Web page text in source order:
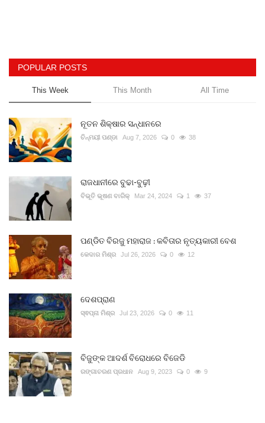
POPULAR POSTS
This Week This Month All Time
ନୂତନ ଶିକ୍ଷାର ସନ୍ଧାନରେ
ଚିନ୍ମୟୀ ପଣ୍ଡା Aug 7, 2026 0 38
ରାଜଧାନୀରେ ବୁଢା-ବୁଢ଼ୀ
ବିଭୂତି ଭୂଷଣ ବାରିକ୍ Mar 24, 2024 1 37
ପଣ୍ଡିତ ବିରଜୁ ମହାରାଜ : କବିତାର ନୃତ୍ୟକାରୀ ବେଶ
କେଦାର ମିଶ୍ର Jul 26, 2026 0 12
ଦେଶପ୍ରାଣ
ସ୍ଵପ୍ନା ମିଶ୍ର Jul 23, 2026 0 11
ବିଜୁଙ୍କ ଆଦର୍ଶ ବିରୋଧରେ ବିଜେଡି
ରଙ୍ଗାଚରଣ ପ୍ରଧାନ Aug 9, 2023 0 9